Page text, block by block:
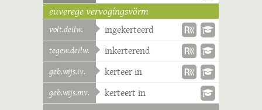
euverege vervogingsvörm
volt.deilw. ingekerteerd
tegew.deilw. inkerterend
geb.wijs.iv. kerteer in
geb.wijs.mv. kerteert in